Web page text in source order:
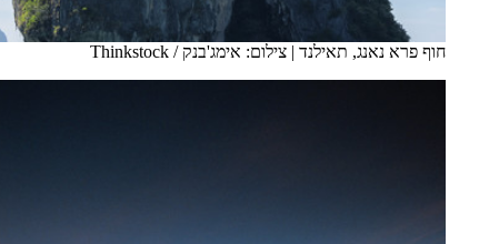
חוף פרא נאנג, תאילנד | צילום: אימג'בנק / Thinkstock